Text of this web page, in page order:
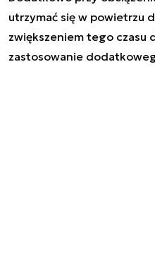
utrzymać się w powietrzu
zwiększeniem tego czasu
zastosowanie